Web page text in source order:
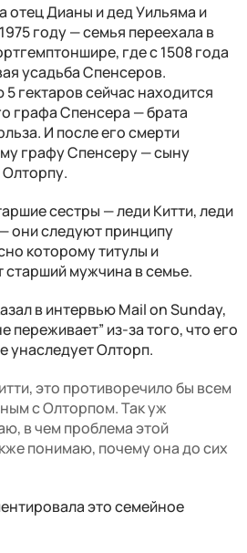
отец Дианы и дед Уильяма и
году — семья переехала в
где с 1508 года
усадьба Спенсеров.
гектаров сейчас находится
графа Спенсера — брата
И после его смерти
графу Спенсеру — сыну
Олторпу.
сестры — леди Китти, леди
они следуют принципу
которому титулы и
старший мужчина в семье.
в интервью Mail on Sunday,
переживает” из-за того, что его
унаследует Олторп.
это противоречило бы всем
с Олторпом. Так уж
в чем проблема этой
понимаю, почему она до сих
это семейное